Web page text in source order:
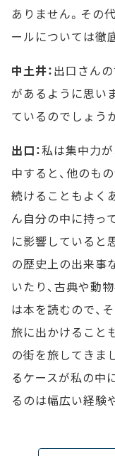
ありません。その
ールについては徹
中土井：出口さん
があるように思い
ているのでしょう
出口：私は集中力
中すると、他のも
続けることもよく
ん自分の中に持っ
に影響していると
の歴史上の出来事
いたり、古典や動
は本を読むので、
旅に出かけること
の街を旅してきま
るケースが私の中
るのは幅広い経験